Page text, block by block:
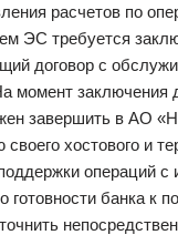
расчетов по
ЭС требуется
договор с
момент заключения
завершить в АО
хостового и
операций с
банка к